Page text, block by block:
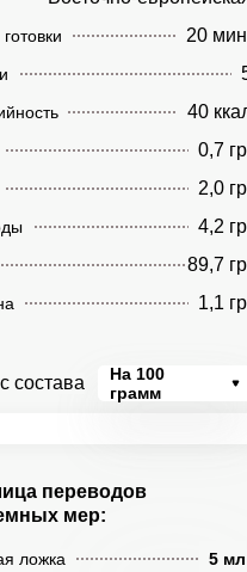
20
40
0,7
2,0
4,2
89,7
1,1
состава
На 100
грамм
переводов
мер:
ложка
5 мл